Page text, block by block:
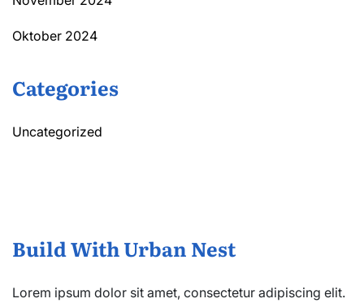
Oktober 2024
Categories
Uncategorized
Build With Urban Nest
Lorem ipsum dolor sit amet, consectetur adipiscing elit.